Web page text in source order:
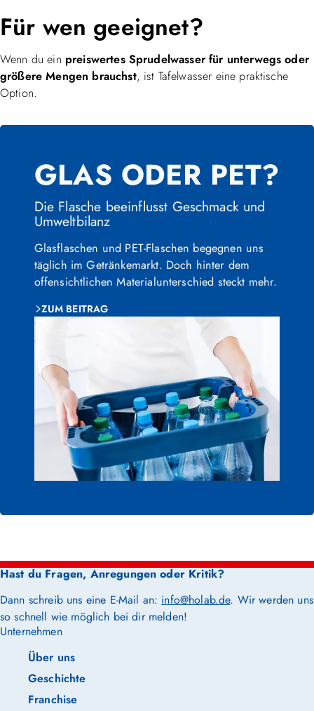
Für wen geeignet?
Wenn du ein preiswertes Sprudelwasser für unterwegs oder
größere Mengen brauchst, ist Tafelwasser eine praktische
Option.
GLAS ODER PET?
Die Flasche beeinflusst Geschmack und
Umweltbilanz
Glasflaschen und PET-Flaschen begegnen uns
täglich im Getränkemarkt. Doch hinter dem
offensichtlichen Materialunterschied steckt mehr.
ZUM BEITRAG
Hast du Fragen, Anregungen oder Kritik?
Dann schreib uns eine E-Mail an: info@holab.de. Wir werden uns
so schnell wie möglich bei dir melden!
Unternehmen
Über uns
Geschichte
Franchise